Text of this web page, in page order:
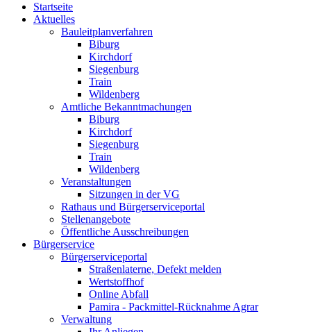
Startseite
Aktuelles
Bauleitplanverfahren
Biburg
Kirchdorf
Siegenburg
Train
Wildenberg
Amtliche Bekanntmachungen
Biburg
Kirchdorf
Siegenburg
Train
Wildenberg
Veranstaltungen
Sitzungen in der VG
Rathaus und Bürgerserviceportal
Stellenangebote
Öffentliche Ausschreibungen
Bürgerservice
Bürgerserviceportal
Straßenlaterne, Defekt melden
Wertstoffhof
Online Abfall
Pamira - Packmittel-Rücknahme Agrar
Verwaltung